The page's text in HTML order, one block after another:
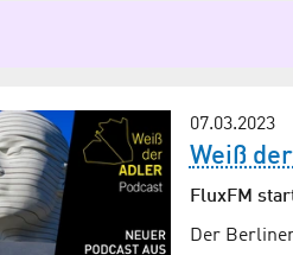
07.03.2023
Weiß
FluxFM
Der